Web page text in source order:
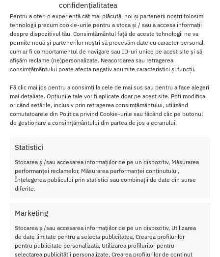
confidențialitatea
Pentru a oferi o experiență cât mai plăcută, noi și partenerii noștri folosim
tehnologii precum cookie-urile pentru a stoca și / sau a accesa informații
despre dispozitivul tău. Consimțământul față de aceste tehnologii ne va
permite nouă și partenerilor noștri să procesăm date cu caracter personal,
cum ar fi comportamentul de navigare sau ID-uri unice pe acest site și să
afișăm reclame (ne)personalizate. Neacordarea sau retragerea
consimțământului poate afecta negativ anumite caracteristici și funcții.
Fă clic mai jos pentru a consimți la cele de mai sus sau pentru a face alegeri
mai detaliate. Opțiunile tale vor fi aplicate doar pe acest site. Poți modifica
oricând setările, inclusiv prin retragerea consimțământului, utilizând
comutatoarele din Politica privind Cookie-urile sau făcând clic pe butonul
de gestionare a consimțământului din partea de jos a ecranului.
Statistici
Stocarea și/sau accesarea informațiilor de pe un dispozitiv, Măsurarea
performanței reclamelor, Măsurarea performanței conținutului,
Înțelegerea publicului prin statistici sau combinații de date din surse
diferite.
Marketing
Stocarea și/sau accesarea informațiilor de pe un dispozitiv, Utilizarea
de date limitate pentru a selecta publicitatea, Crearea profilurilor
pentru publicitate personalizată, Utilizarea profilurilor pentru
selectarea publicității personalizate, Crearea profilurilor de conținut
Mas
ator
de
pros
tata
subt
perf
ect
tru
Ope
ratiune de control de la distanta pentru intalniri erotice cu un
partener
adaptata
– Masator de prostata din silicon negru neted, elegant si
telecomanda neagra acoperita cu PU, cu butoane si detalii argintii
contrastante
– Jucaria este reincarcabila prin USB cu cablu de incarcare inclus